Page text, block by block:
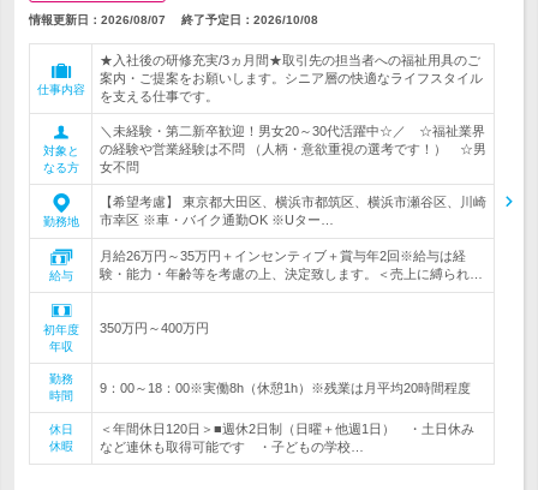
情報更新日：2026/08/07 終了予定日： 2026/10/08
仕事内容
★入社後の研修充実/3ヵ月間★取引先の担当者への福祉用具のご
案内・ご提案をお願いします。シニア層の快適なライフスタイル
を支える仕事です。
対象と
なる方
＼未経験・第二新卒歓迎！男女20～30代活躍中☆／ ☆福祉業界
の経験や営業経験は不問 （人柄・意欲重視の選考です！） ☆男
女不問
勤務地
【希望考慮】 東京都大田区、横浜市都筑区、横浜市瀬谷区、川崎
市幸区 ※車・バイク通勤OK ※Uター…
給与
月給26万円～35万円＋インセンティブ＋賞与年2回※給与は経
験・能力・年齢等を考慮の上、決定致します。＜売上に縛られ…
初年度
年収
350万円～400万円
勤務
時間
9：00～18：00※実働8h（休憩1h）※残業は月平均20時間程度
休日
休暇
＜年間休日120日＞■週休2日制（日曜＋他週1日） ・土日休み
など連休も取得可能です ・子どもの学校…